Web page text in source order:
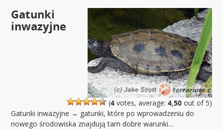
(4votes, average: 4,50out of 5)
Gatunki
inwazyjne
Gatunki inwazyjne → gatunki, które po wprowadzeniu do
nowego środowiska znajdują tam dobre warunki…